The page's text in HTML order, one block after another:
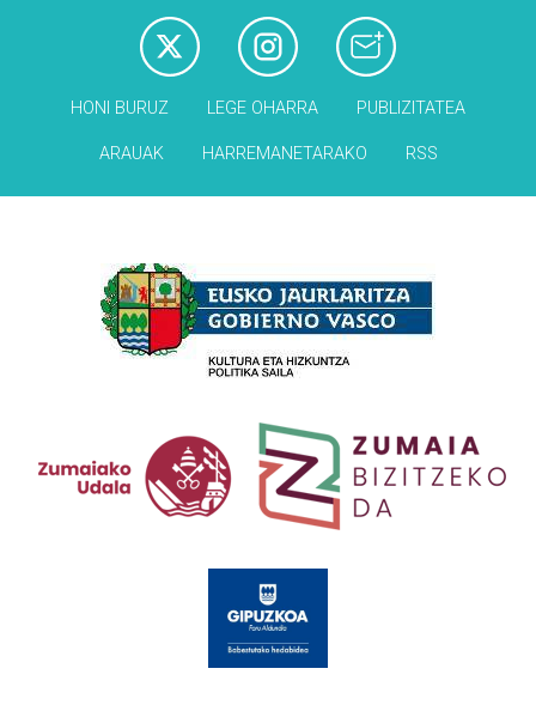
HONI BURUZ LEGE OHARRA PUBLIZITATEA
ARAUAK HARREMANETARAKO RSS